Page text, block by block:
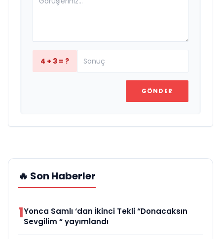
4 + 3 = ?
GÖNDER
🔥 Son Haberler
1Yonca Samlı ‘dan İkinci Tekli “Donacaksın
Sevgilim “ yayımlandı